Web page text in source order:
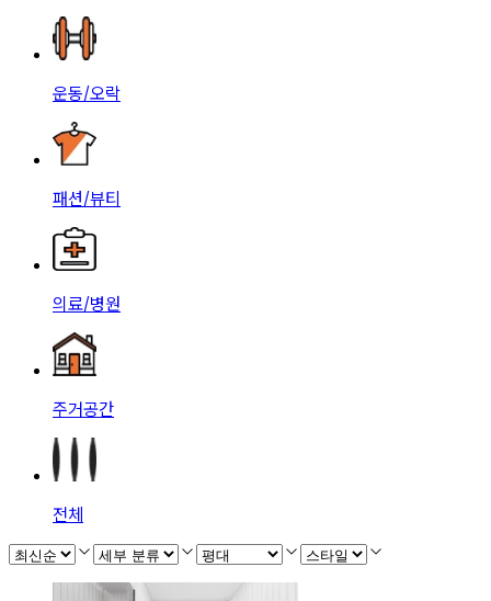
운동/오락
패션/뷰티
의료/병원
주거공간
전체